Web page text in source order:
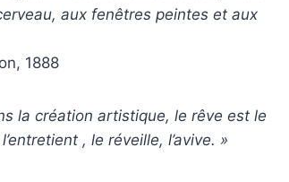
aux fenêtres peintes et aux
1888
la création artistique, le rêve est le
, le réveille, l’avive. »